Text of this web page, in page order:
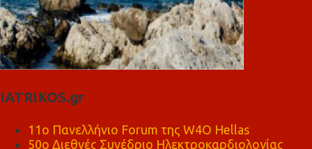
IATRIKOS.gr
11ο Πανελλήνιο Forum της W4O Hellas
50ο Διεθνές Συνέδριο Ηλεκτροκαρδιολογίας